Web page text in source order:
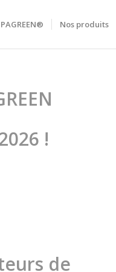
Nos produits
!
de